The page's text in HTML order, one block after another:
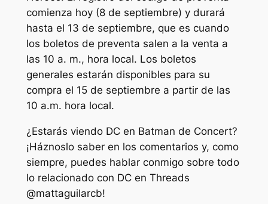
comienza hoy (8 de septiembre) y durará
hasta el 13 de septiembre, que es cuando
los boletos de preventa salen a la venta a
las 10 a. m., hora local. Los boletos
generales estarán disponibles para su
compra el 15 de septiembre a partir de las
10 a.m. hora local.
¿Estarás viendo DC en Batman de Concert?
¡Háznoslo saber en los comentarios y, como
siempre, puedes hablar conmigo sobre todo
lo relacionado con DC en Threads
@mattaguilarcb!